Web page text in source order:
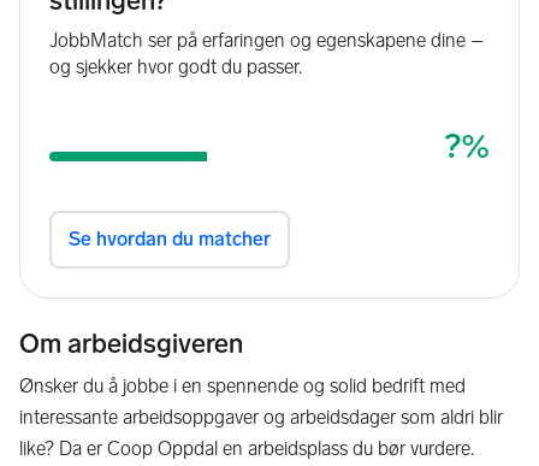
Om arbeidsgiveren
Ønsker du å jobbe i en spennende og solid bedrift med
interessante arbeidsoppgaver og arbeidsdager som aldri blir
like? Da er Coop Oppdal en arbeidsplass du bør vurdere.